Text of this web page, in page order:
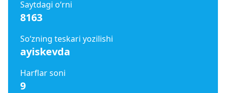
Saytdagi o‘rni
8163
So‘zning teskari yozilishi
ayiskevda
Harflar soni
9